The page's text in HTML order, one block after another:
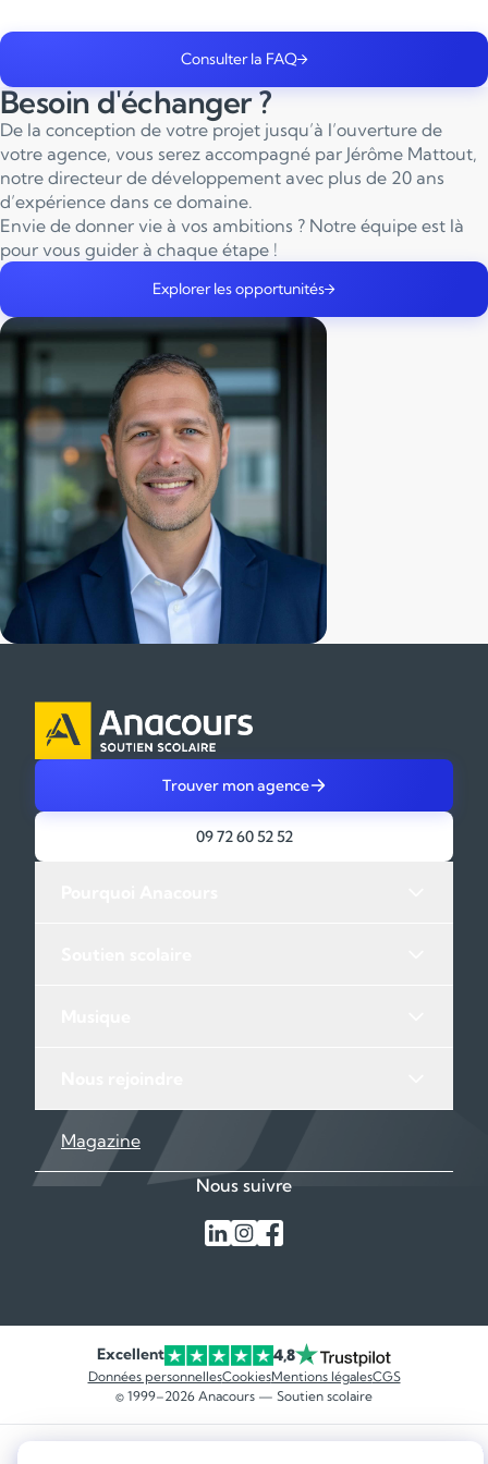
s’est imposé la marque a hissé le réseau parmi les entreprises
les mieux notées du secteur.Consulter la FAQ
Besoin d'échanger ?
De la conception de votre projet jusqu’à l’ouverture de
votre agence, vous serez accompagné par Jérôme Mattout,
notre directeur de développement avec plus de 20 ans
d’expérience dans ce domaine.
Envie de donner vie à vos ambitions ? Notre équipe est là
pour vous guider à chaque étape !
Explorer les opportunités
Trouver mon agence
09 72 60 52 52
Magazine
Nous suivre
Excellent 4,8
Données personnellesCookiesMentions légalesCGS
© 1999–2026 Anacours — Soutien scolaire